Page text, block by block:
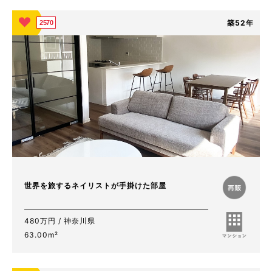
2570 築52年
世界を旅するネイリストが手掛けた部屋
480万円 / 神奈川県
63.00m²